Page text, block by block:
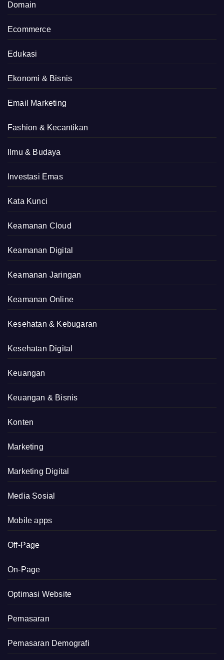
Domain
Ecommerce
Edukasi
Ekonomi & Bisnis
Email Marketing
Fashion & Kecantikan
Ilmu & Budaya
Investasi Emas
Kata Kunci
Keamanan Cloud
Keamanan Digital
Keamanan Jaringan
Keamanan Online
Kesehatan & Kebugaran
Kesehatan Digital
Keuangan
Keuangan & Bisnis
Konten
Marketing
Marketing Digital
Media Sosial
Mobile apps
Off-Page
On-Page
Optimasi Website
Pemasaran
Pemasaran Demografi